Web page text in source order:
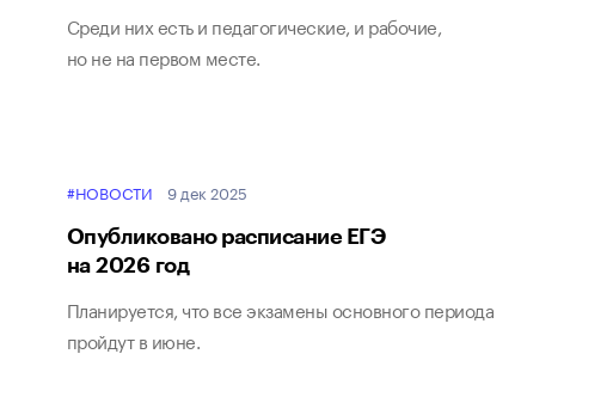
Среди них есть и педагогические, и рабочие,
но не на первом месте.
#НОВОСТИ 9 дек 2025
Опубликовано расписание ЕГЭ
на 2026 год
Планируется, что все экзамены основного периода
пройдут в июне.